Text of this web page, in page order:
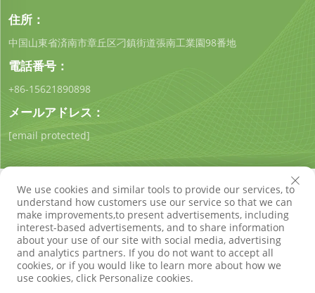
用途に適し
ています。
SDQIGONG
ロ...
住所：
中国山東省済南市章丘区刁鎮街道張南工業園98番地
電話番号：
+86-15621890898
メールアドレス：
[email protected]
著作権 © 山東琪工環保技術有限公司 すべての権利は留保され
ていますプライバシーポリシー ブログ
We use cookies and similar tools to provide our services, to
understand how customers use our service so that we can
make improvements,to present advertisements, including
interest-based advertisements, and to share information
about your use of our site with social media, advertising
and analytics partners. If you do not want to accept all
cookies, or if you would like to learn more about how we
use cookies, click Personalize cookies.